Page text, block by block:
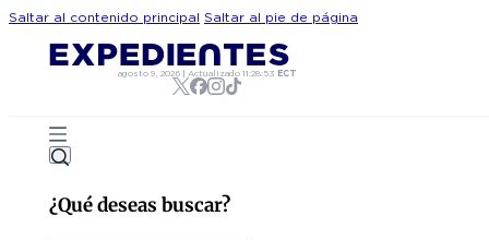
Saltar al contenido principal Saltar al pie de página
agosto 9, 2026 |Actualizado11:28:53 ECT
¿Qué deseas buscar?